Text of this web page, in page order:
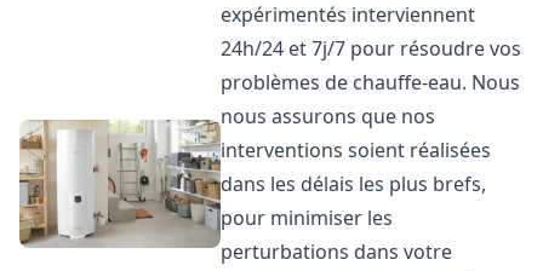
expérimentés interviennent
24h/24 et 7j/7 pour résoudre vos
problèmes de chauffe-eau. Nous
nous assurons que nos
interventions soient réalisées
dans les délais les plus brefs,
pour minimiser les
perturbations dans votre